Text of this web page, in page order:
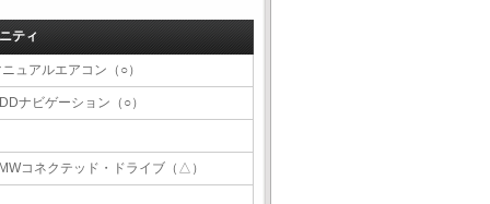
ティ
ュアルエアコン（○）
ナビゲーション（○）
コネクテッド・ドライブ（△）